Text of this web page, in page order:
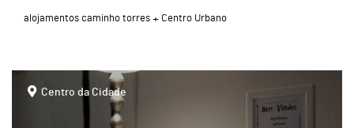
alojamentos caminho torres Centro Urbano
Centro da Cidade